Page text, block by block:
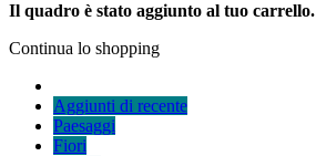
Il quadro è stato aggiunto al tuo carrello.
Continua lo shopping
Aggiunti di recente
Paesaggi
Fiori